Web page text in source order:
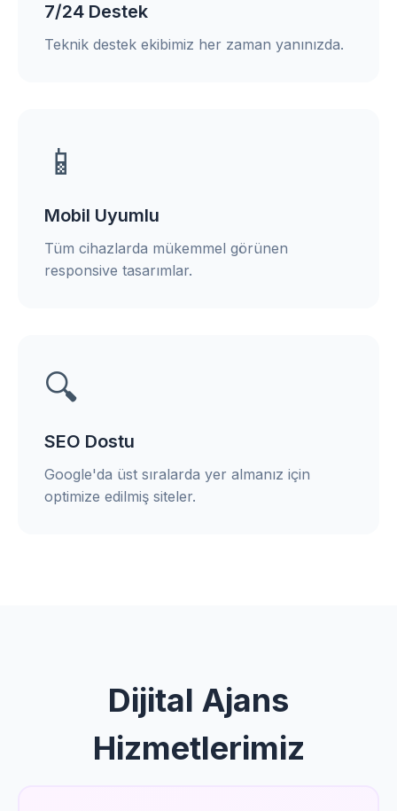
7/24 Destek
Teknik destek ekibimiz her zaman yanınızda.
📱
Mobil Uyumlu
Tüm cihazlarda mükemmel görünen
responsive tasarımlar.
🔍
SEO Dostu
Google'da üst sıralarda yer almanız için
optimize edilmiş siteler.
Dijital Ajans
Hizmetlerimiz